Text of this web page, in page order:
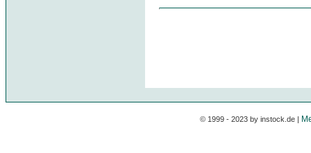
© 1999 - 2023 by instock.de |